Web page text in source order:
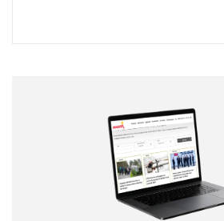
Correo electrónico
Tipo de comentario